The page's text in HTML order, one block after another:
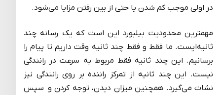
در اولی موجب کم شدن یا حتی از بین رفتن مزایا می‌شود.
مهمترین محدودیت بیلبورد این است که یک رسانه چند
ثانیه‌ایست. ما فقط و فقط چند ثانیه وقت داریم تا پیام را
برسانیم. این چند ثانیه فقط مربوط به سرعت در رانندگی
نیست. این چند ثانیه از تمرکز راننده بر روی رانندگی نیز
نشات می‌گیرد. همچنین میزان دیدن، توجه کردن و سپس